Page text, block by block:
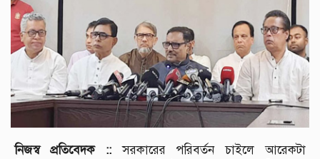
নিজস্ব প্রতিবেদক ::সরকারের পরিবর্তন চাইলে আরেকটা